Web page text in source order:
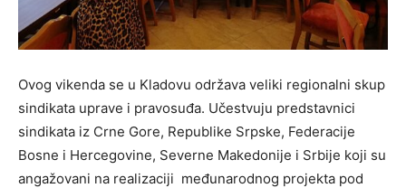
Ovog vikenda se u Kladovu održava veliki regionalni skup
sindikata uprave i pravosuđa. Učestvuju predstavnici
sindikata iz Crne Gore, Republike Srpske, Federacije
Bosne i Hercegovine, Severne Makedonije i Srbije koji su
angažovani na realizaciji međunarodnog projekta pod